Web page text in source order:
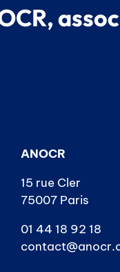
ANOCR
15 rue Cler
75007 Paris
01 44 18 92 18